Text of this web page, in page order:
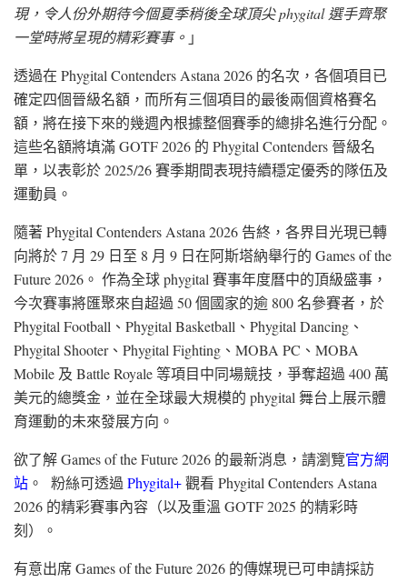
現，令人份外期待今個夏季稍後全球頂尖 phygital 選手齊聚
一堂時將呈現的精彩賽事。 」
透過在 Phygital Contenders Astana 2026 的名次，各個項目已
確定四個晉級名額，而所有三個項目的最後兩個資格賽名
額，將在接下來的幾週內根據整個賽季的總排名進行分配。
這些名額將填滿 GOTF 2026 的 Phygital Contenders 晉級名
單，以表彰於 2025/26 賽季期間表現持續穩定優秀的隊伍及
運動員。
隨著 Phygital Contenders Astana 2026 告終，各界目光現已轉
向將於 7 月 29 日至 8 月 9 日在阿斯塔納舉行的 Games of the
Future 2026。 作為全球 phygital 賽事年度曆中的頂級盛事，
今次賽事將匯聚來自超過 50 個國家的逾 800 名參賽者，於
Phygital Football、Phygital Basketball、Phygital Dancing、
Phygital Shooter、Phygital Fighting、MOBA PC、MOBA
Mobile 及 Battle Royale 等項目中同場競技，爭奪超過 400 萬
美元的總獎金，並在全球最大規模的 phygital 舞台上展示體
育運動的未來發展方向。
欲了解 Games of the Future 2026 的最新消息，請瀏覽官方網
站 。 粉絲可透過 Phygital+觀看 Phygital Contenders Astana
2026 的精彩賽事內容（以及重溫 GOTF 2025 的精彩時
刻）。
有意出席 Games of the Future 2026 的傳媒現已可申請採訪